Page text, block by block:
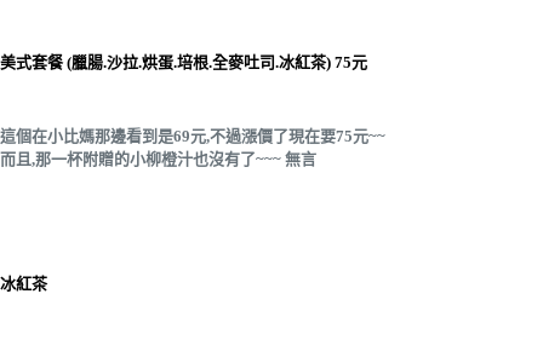
美式套餐 (臘腸.沙拉.烘蛋.培根.全麥吐司.冰紅茶) 75元
這個在小比媽那邊看到是69元,不過漲價了現在要75元~~
而且,那一杯附贈的小柳橙汁也沒有了~~~ 無言
冰紅茶